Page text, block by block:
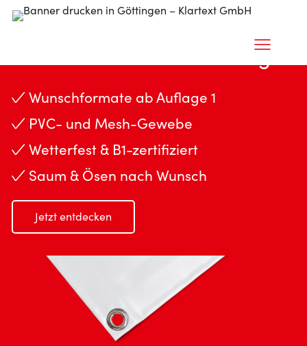
Banner drucken in Göttingen
Wunschformate ab Auflage 1
PVC- und Mesh-Gewebe
Wetterfest & B1-zertifiziert
Saum & Ösen nach Wunsch
Jetzt entdecken